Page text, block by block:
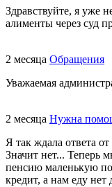
Здравствуйте, я уже
алименты через суд
2 месяца Обращения
Уважаемая
2 месяца Нужна
Я так ждала ответа
Значит нет... Теперь
пенсию маленькую по
кредит, а нам еду нет